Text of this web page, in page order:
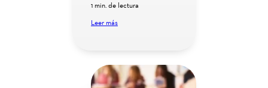
1 min. de lectura
Leer más